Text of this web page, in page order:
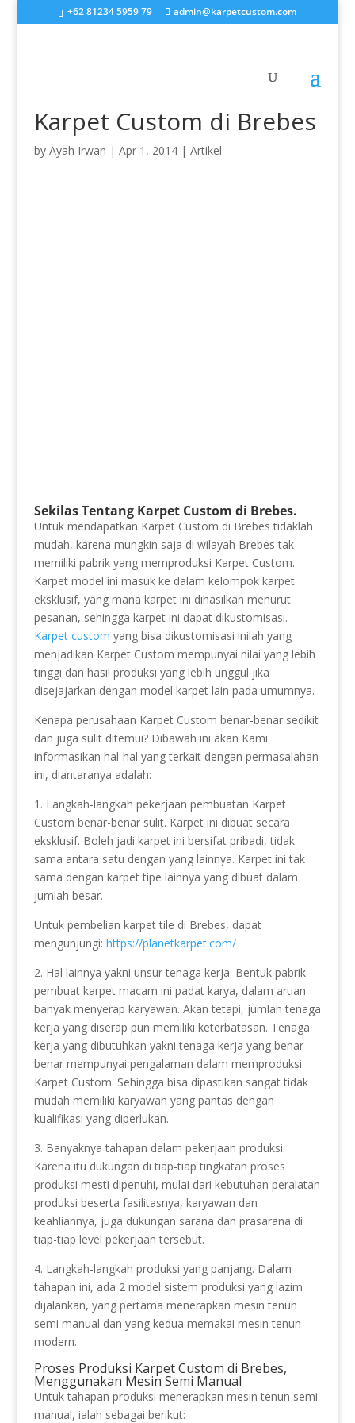
+62 81234 5959 79 admin@karpetcustom.com
Karpet Custom di Brebes
by Ayah Irwan | Apr 1, 2014| Artikel
Sekilas Tentang Karpet Custom di Brebes.
Untuk mendapatkan Karpet Custom di Brebes tidaklah
mudah, karena mungkin saja di wilayah Brebes tak
memiliki pabrik yang memproduksi Karpet Custom.
Karpet model ini masuk ke dalam kelompok karpet
eksklusif, yang mana karpet ini dihasilkan menurut
pesanan, sehingga karpet ini dapat dikustomisasi.
Karpet custom yang bisa dikustomisasi inilah yang
menjadikan Karpet Custom mempunyai nilai yang lebih
tinggi dan hasil produksi yang lebih unggul jika
disejajarkan dengan model karpet lain pada umumnya.
Kenapa perusahaan Karpet Custom benar-benar sedikit
dan juga sulit ditemui? Dibawah ini akan Kami
informasikan hal-hal yang terkait dengan permasalahan
ini, diantaranya adalah:
1. Langkah-langkah pekerjaan pembuatan Karpet
Custom benar-benar sulit. Karpet ini dibuat secara
eksklusif. Boleh jadi karpet ini bersifat pribadi, tidak
sama antara satu dengan yang lainnya. Karpet ini tak
sama dengan karpet tipe lainnya yang dibuat dalam
jumlah besar.
Untuk pembelian karpet tile di Brebes, dapat
mengunjungi: https://planetkarpet.com/
2. Hal lainnya yakni unsur tenaga kerja. Bentuk pabrik
pembuat karpet macam ini padat karya, dalam artian
banyak menyerap karyawan. Akan tetapi, jumlah tenaga
kerja yang diserap pun memiliki keterbatasan. Tenaga
kerja yang dibutuhkan yakni tenaga kerja yang benar-
benar mempunyai pengalaman dalam memproduksi
Karpet Custom. Sehingga bisa dipastikan sangat tidak
mudah memiliki karyawan yang pantas dengan
kualifikasi yang diperlukan.
3. Banyaknya tahapan dalam pekerjaan produksi.
Karena itu dukungan di tiap-tiap tingkatan proses
produksi mesti dipenuhi, mulai dari kebutuhan peralatan
produksi beserta fasilitasnya, karyawan dan
keahliannya, juga dukungan sarana dan prasarana di
tiap-tiap level pekerjaan tersebut.
4. Langkah-langkah produksi yang panjang. Dalam
tahapan ini, ada 2 model sistem produksi yang lazim
dijalankan, yang pertama menerapkan mesin tenun
semi manual dan yang kedua memakai mesin tenun
modern.
Proses Produksi Karpet Custom di Brebes,
Menggunakan Mesin Semi Manual
Untuk tahapan produksi menerapkan mesin tenun semi
manual, ialah sebagai berikut: